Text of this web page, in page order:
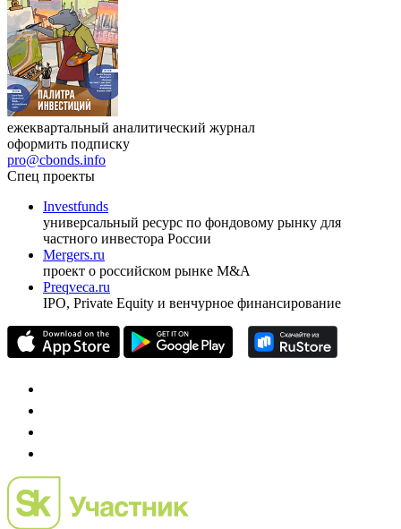
ЖурналCbonds Review
оформить подписку
pro@cbonds.info
Спец проекты
Investfunds
универсальный ресурс по фондовому рынку для
частного инвестора России
проект о российском рынке M&A
Preqveca.ru